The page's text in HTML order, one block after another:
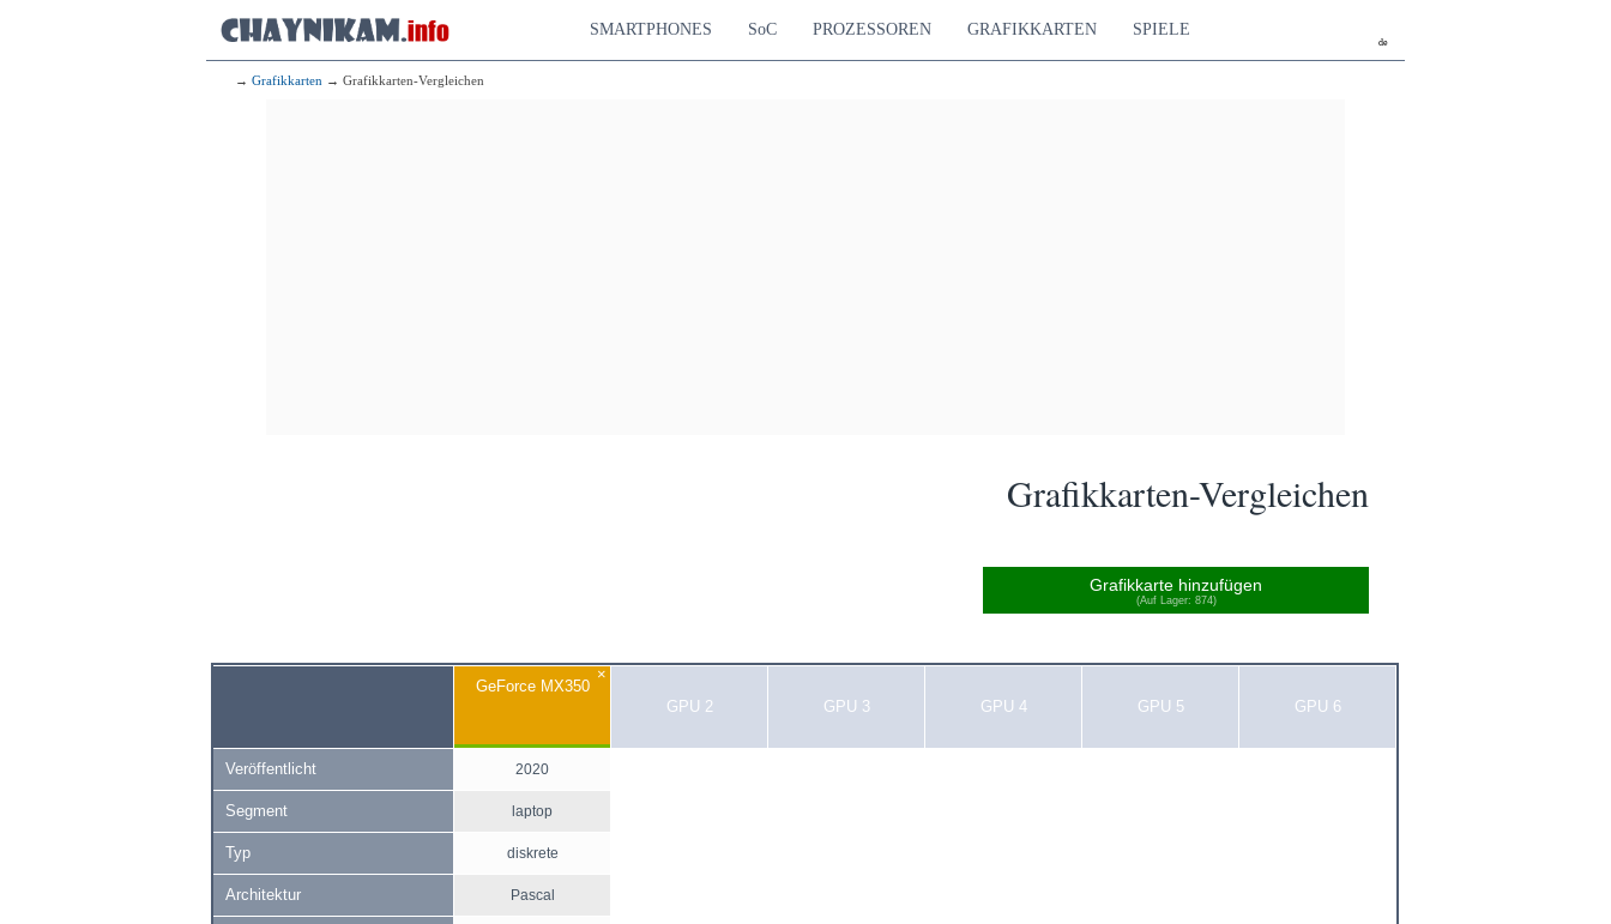
de
SMARTPHONES SoC PROZESSOREN GRAFIKKARTEN SPIELE
→ Grafikkarten → Grafikkarten-Vergleichen
Grafikkarten-Vergleichen
Grafikkarte hinzufügen
(Auf Lager: 874)
×
GeForce MX350
GPU 2
GPU 3 GPU 4 GPU 5 GPU 6
Veröffentlicht 2020
Segment laptop
Typ diskrete
Architektur Pascal